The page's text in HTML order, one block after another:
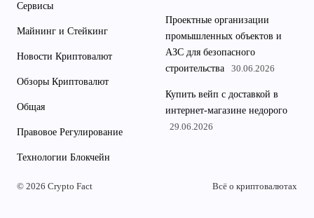
Сервисы
Майнинг и Стейкинг
Новости Криптовалют
Обзоры Криптовалют
Общая
Правовое Регулирование
Технологии Блокчейн
Проектные организации
промышленных объектов и
АЗС для безопасного
строительства
30.06.2026
Купить вейп с доставкой в
интернет-магазине недорого
29.06.2026
© 2026 Crypto Fact Всё о криптовалютах